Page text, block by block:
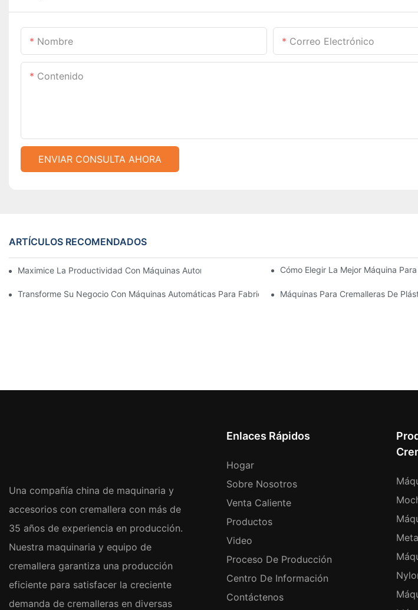
Nombre Correo Electrónico
Contenido
ENVIAR CONSULTA AHORA
ARTÍCULOS RECOMENDADOS
Maximice La Productividad Con Máquinas Automáticas Para Fabricar Deslizadores De Cremallera
Cómo Elegir La Mejor Máquina
Transforme Su Negocio Con Máquinas Automáticas Para Fabricar Cierres Deslizantes
Máquinas Para Cremalleras De
Una compañía china de maquinaria y
accesorios con cremallera con más de
35 años de experiencia en producción.
Nuestra maquinaria y equipo de
cremallera garantiza una producción
eficiente para satisfacer la creciente
demanda de cremalleras en diversas
Enlaces Rápidos
Hogar
Sobre Nosotros
Venta Caliente
Productos
Video
Proceso De Producción
Centro De Información
Contáctenos